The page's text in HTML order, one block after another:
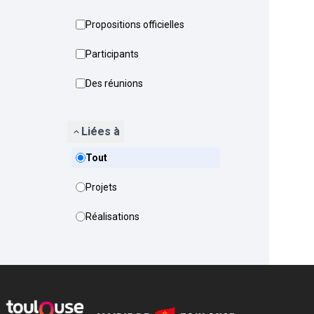
Propositions officielles
Participants
Des réunions
Liées à
Tout
Projets
Réalisations